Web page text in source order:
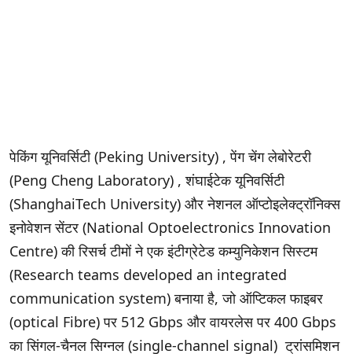
पेकिंग यूनिवर्सिटी (Peking University) , पेंग चेंग लेबोरेटरी
(Peng Cheng Laboratory) , शंघाईटेक यूनिवर्सिटी
(ShanghaiTech University) और नेशनल ऑप्टोइलेक्ट्रॉनिक्स
इनोवेशन सेंटर (National Optoelectronics Innovation
Centre) की रिसर्च टीमों ने एक इंटीग्रेटेड कम्युनिकेशन सिस्टम
(Research teams developed an integrated
communication system) बनाया है, जो ऑप्टिकल फाइबर
(optical Fibre) पर 512 Gbps और वायरलेस पर 400 Gbps
का सिंगल-चैनल सिग्नल (single-channel signal) ट्रांसमिशन